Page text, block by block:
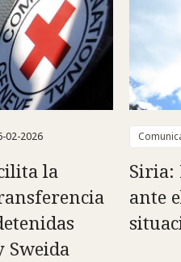
02-2026
la
Sweida
Siria:
ante